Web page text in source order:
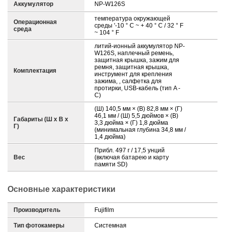
Аккумулятор NP-W126S
Операционная
среда
температура окружающей
среды '-10 ° C ~ + 40 ° C / 32 ° F
~ 104 ° F
Комплектация
литий-ионный аккумулятор NP-
W126S, наплечный ремень,
защитная крышка, зажим для
ремня, защитная крышка,
инструмент для крепления
зажима, , салфетка для
протирки, USB-кабель (тип A -
C)
Габариты (Ш х В х
Г)
(Ш) 140,5 мм × (В) 82,8 мм × (Г)
46,1 мм / (Ш) 5,5 дюймов × (В)
3,3 дюйма × (Г) 1,8 дюйма
(минимальная глубина 34,8 мм /
1,4 дюйма)
Вес
Прибл. 497 г / 17,5 унций
(включая батарею и карту
памяти SD)
Основные характеристики
Производитель Fujifilm
Тип фотокамеры Системная